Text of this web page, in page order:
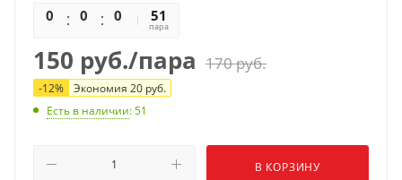
0 0 0 0
51
пара
150 руб./пара 170руб.
-12% Экономия 20 руб.
Есть в наличии: 51
В КОРЗИНУ